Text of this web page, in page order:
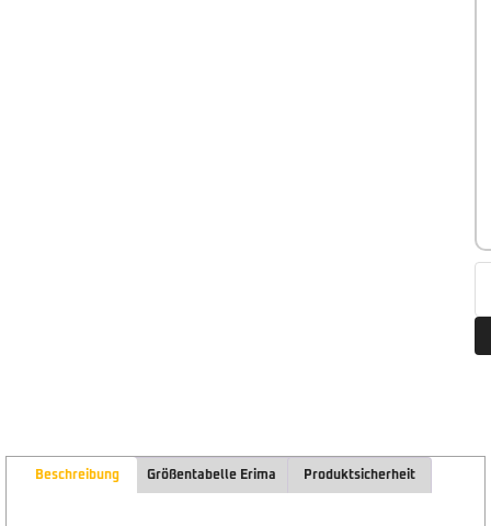
Beschreibung Größentabelle Erima Produktsicherheit